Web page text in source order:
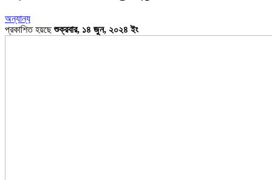
অন্যান্য
প্রকাশিত হয়ছেশুক্রবার, ১৪ জুন, ২০২৪ ইং